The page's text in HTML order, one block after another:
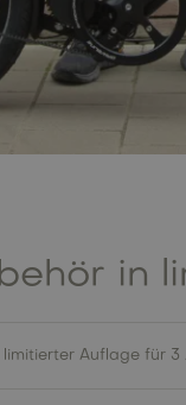
in
limitierter Auflage für 3